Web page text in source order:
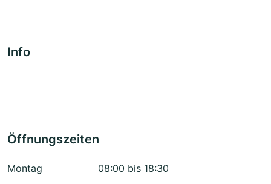
Info
Öffnungszeiten
Montag
08:00 bis 18:30